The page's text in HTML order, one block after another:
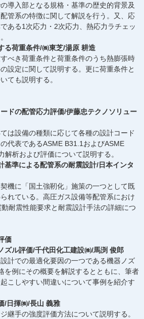
導入部となる規格・基準の歴史的背景及
管系の特徴に関して解説を行う。又、応
ある1次応力・2次応力、熱応力ラチェッ
る荷重条件/㈱東芝/湯原 耕造
べき荷重条件と荷重条件のうち熱膨張時
設定に関して説明する。更に荷重条件と
ても説明する。
ドの配管応力評価/伊藤忠テクノソリュー
は設備の種類に応じて各種の設計コード
代表であるASME B31.1およびASME
解析および評価について説明する。
基準による配管系の耐震設計/日本インタ
機に「国土強靭化」施策の一つとして既
れている。高圧ガス設備等配管系におけ
耐震性能要求と耐震設計手法の詳細につ
価
ズル評価/千代田化工建設㈱/馬渕 俊郎
計での最適化要因の一つである機器ノズ
を例にその概要を解説するとともに、筆者
こしやすい間違いについて事例を紹介す
/日揮㈱/長山 義雅
継手の強度評価方法について説明する。